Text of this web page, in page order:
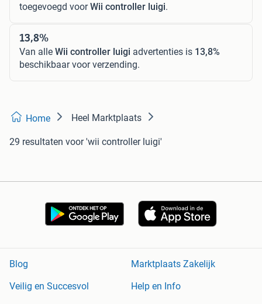
toegevoegd voorWii controller luigi.
13,8%
Van alle Wii controller luigi advertenties is 13,8%
beschikbaar voor verzending.
Home Heel Marktplaats
29 resultaten voor 'wii controller luigi'
Blog
Marktplaats Zakelijk
Veilig en Succesvol
Help en Info